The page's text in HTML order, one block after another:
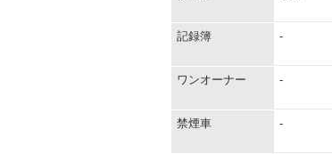
記録簿 -
ワンオーナー -
禁煙車 -